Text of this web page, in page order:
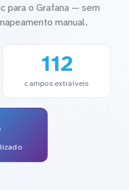
para o Grafana — sem
manual.
112
campos extraíveis